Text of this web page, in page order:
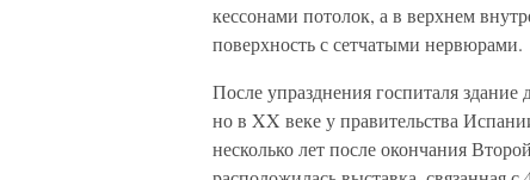
кессонами потолок, а в верхнем
поверхность с сетчатыми нервюрами.
После упразднения госпиталя
но в XX веке у правительства
несколько лет после окончания